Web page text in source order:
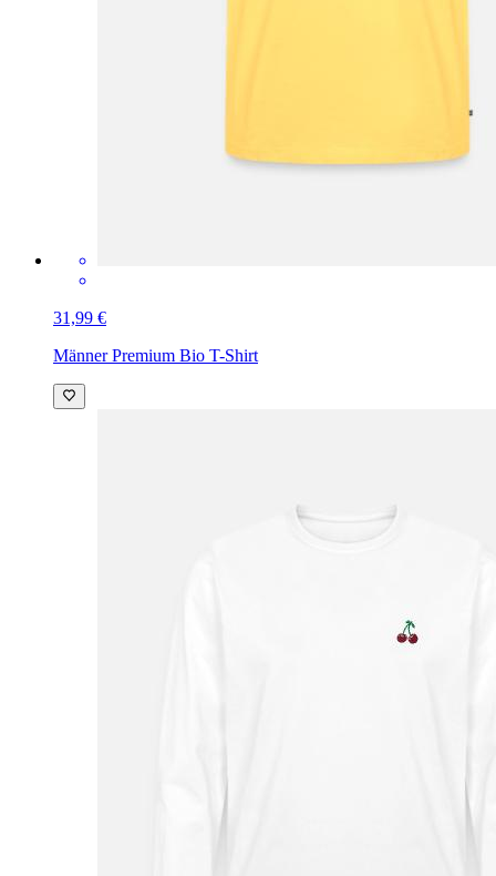
31,99 €
Männer Premium Bio T-Shirt